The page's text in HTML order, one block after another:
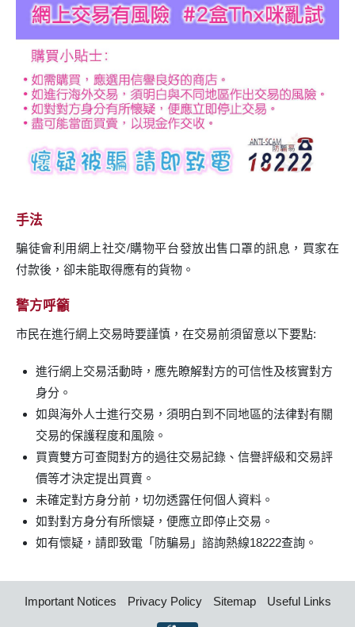
手法
騙徒會利用網上社交/購物平台發放出售口罩的訊息，買家在
付款後，卻未能取得應有的貨物。
警方呼籲
市民在進行網上交易時要謹慎，在交易前須留意以下要點:
進行網上交易活動時，應先瞭解對方的可信性及核實對方
身分。
如與海外人士進行交易，須明白到不同地區的法律對有關
交易的保護程度和風險。
買賣雙方可查閱對方的過往交易記錄、信譽評級和交易評
價等才決定提出買賣。
未確定對方身分前，切勿透露任何個人資料。
如對對方身分有所懷疑，便應立即停止交易。
如有懷疑，請即致電「防騙易」諮詢熱線18222查詢。
Important Notices Privacy Policy Sitemap Useful Links